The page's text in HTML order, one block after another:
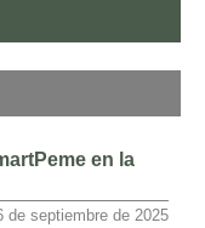
en la
de septiembre de 2025